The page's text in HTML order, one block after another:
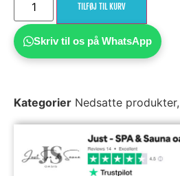
TILFØJ TIL KURV
Skriv til os på WhatsApp
Kategorier Nedsatte produkter,